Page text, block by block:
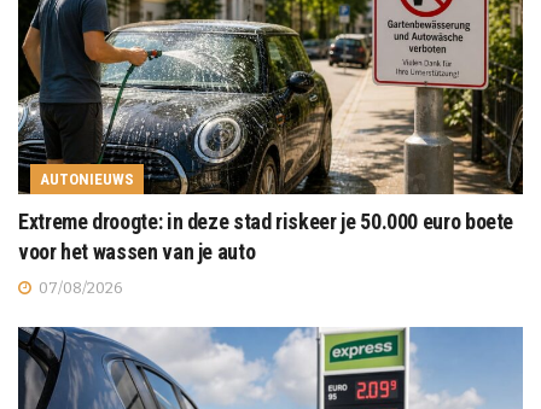
AUTONIEUWS
Extreme droogte: in deze stad riskeer je 50.000 euro boete
voor het wassen van je auto
07/08/2026